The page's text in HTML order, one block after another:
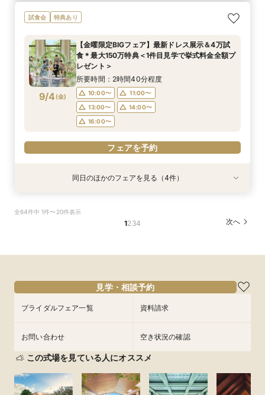
9/3(木)
【初めての見学もオススメ】全館見学＆見積もり
相談＆絶品試食付
11:00〜
13:00〜
14:00〜
フェアを予約
9/3(木)
【料理重視のお二人へ】全館開放見学&4万試食
付フェア♪
11:00〜
12:00〜
13:00〜
フェアを予約
9/3(木)
【マタニティＷ相談会】半年以内ＯＫ＆最大155
万優待付フェア
11:00〜
13:00〜
14:00〜
フェアを予約
9/3(木)
【ペットと一緒の結婚式】大切な家族も一緒の結
婚式をご提案
12:00〜
14:30〜
16:00〜
フェアを予約
9/3(木)
【予算重視の方◎】平日限定プラン紹介（最大
155万優待）フェア
12:00〜
13:00〜
14:00〜
17:00〜
フェアを予約
試食会 特典あり
9/4 (金)
【金曜限定BIGフェア】最新ドレス展示＆4万試
食＊最大150万特典＜1件目見学で挙式料金全額プ
レゼント＞
所要時間：2時間40分程度
10:00〜
11:00〜
13:00〜
14:00〜
16:00〜
フェアを予約
衣装試着 特典あり
9/4
相談＆絶品試食付
フェアを予約
衣装試着 特典あり
9/4
ディング相談フェア
フェアを予約
特典あり
9/4
花嫁ドレス診断
フェアを予約
特典あり
9/4
付フェア♪
フェアを予約
同日のほかのフェアを見る（4件）
全64件中 1件〜20件表示
1234 次へ
見学・相談予約
ブライダルフェア一覧 資料請求
お問い合わせ 空き状況の確認
この式場を見ている人にオススメ